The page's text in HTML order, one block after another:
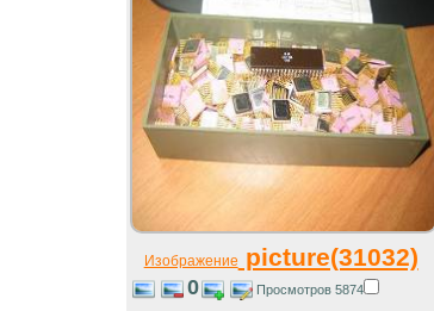
Изображение picture(31032)
0 Просмотров 5874